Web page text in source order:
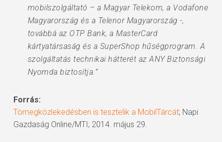
mobilszolgáltató – a Magyar Telekom, a Vodafone
Magyarország és a Telenor Magyarország -,
továbbá az OTP Bank, a MasterCard
kártyatársaság és a SuperShop hűségprogram. A
szolgáltatás technikai hátterét az ANY Biztonsági
Nyomda biztosítja.”
Forrás:
Tömegközlekedésben is tesztelik a MobilTárcát; Napi
Gazdaság Online/MTI; 2014. május 29.